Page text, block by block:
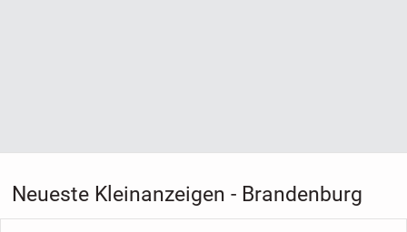
Neueste Kleinanzeigen - Brandenburg